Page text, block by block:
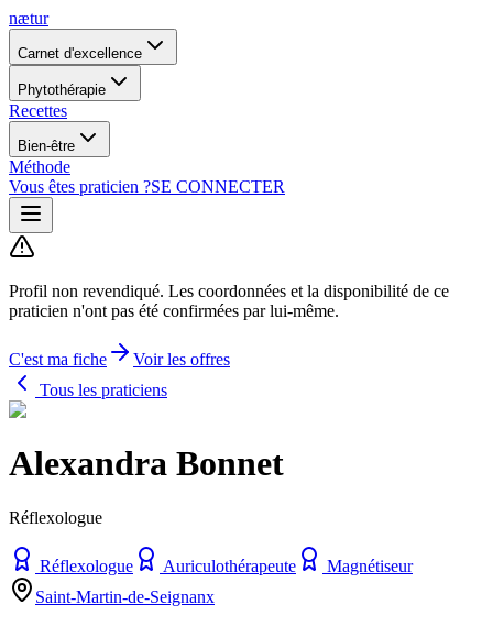
nætur
Carnet d'excellence
Phytothérapie
Recettes
Bien-être
Méthode
Vous êtes praticien ?SE CONNECTER
Profil non revendiqué. Les coordonnées et la disponibilité de ce
praticien n'ont pas été confirmées par lui-même.
C'est ma fiche
Voir les offres
Tous les praticiens
Alexandra Bonnet
Réflexologue
Réflexologue Auriculothérapeute
Magnétiseur
Saint-Martin-de-Seignanx